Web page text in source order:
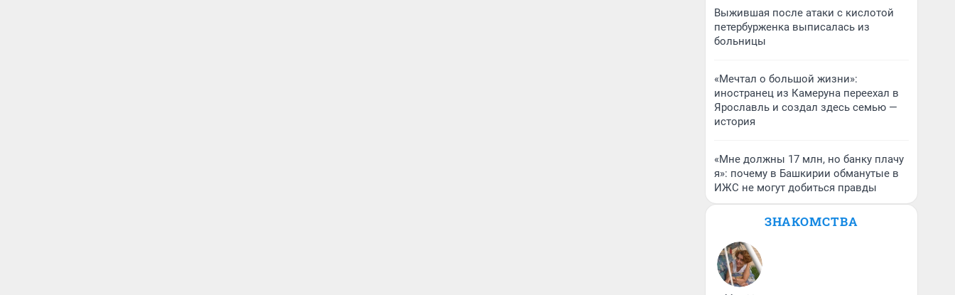
Выжившая после атаки с кислотой
петербурженка выписалась из
больницы
«Мечтал о большой жизни»:
иностранец из Камеруна переехал в
Ярославль и создал здесь семью —
история
«Мне должны 17 млн, но банку плачу
я»: почему в Башкирии обманутые в
ИЖС не могут добиться правды
ЗНАКОМСТВА